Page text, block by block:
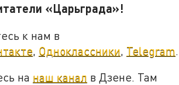
«Царьграда»!
к нам в
Одноклассники Telegram
на наш канал в Дзене. Там